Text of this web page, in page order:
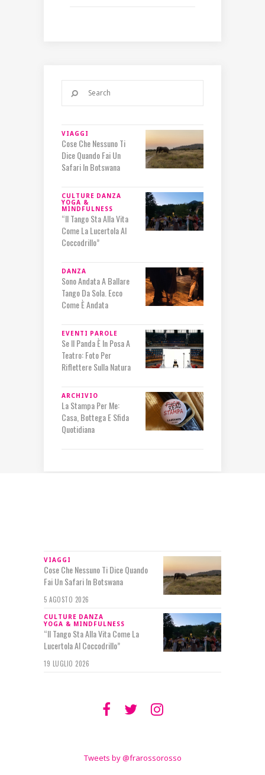
VIAGGI
Cose Che Nessuno Ti
Dice Quando Fai Un
Safari In Botswana
CULTURE DANZA
YOGA &
MINDFULNESS
“Il Tango Sta Alla Vita
Come La Lucertola Al
Coccodrillo”
DANZA
Sono Andata A Ballare
Tango Da Sola. Ecco
Come È Andata
EVENTI PAROLE
Se Il Panda È In Posa A
Teatro: Foto Per
Riflettere Sulla Natura
ARCHIVIO
La Stampa Per Me:
Casa, Bottega E Sfida
Quotidiana
VIAGGI
Cose Che Nessuno Ti Dice Quando
Fai Un Safari In Botswana
5 AGOSTO 2026
CULTURE DANZA
YOGA & MINDFULNESS
“Il Tango Sta Alla Vita Come La
Lucertola Al Coccodrillo”
19 LUGLIO 2026
Tweets by @frarossorosso